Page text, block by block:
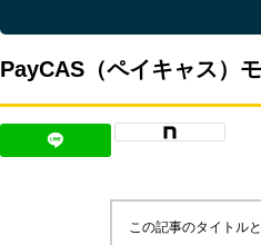
PayCAS（ペイキャス）
この記事のタイトル